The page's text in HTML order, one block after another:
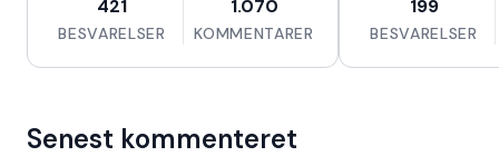
421
BESVARELSER
1.070
KOMMENTARER
199
BESVARELSER
Senest kommenteret